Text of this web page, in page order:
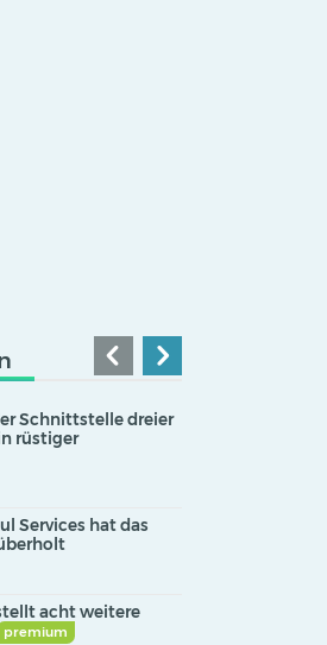
Schnittstelle dreier
rüstiger
Services hat das
acht weitere
premium